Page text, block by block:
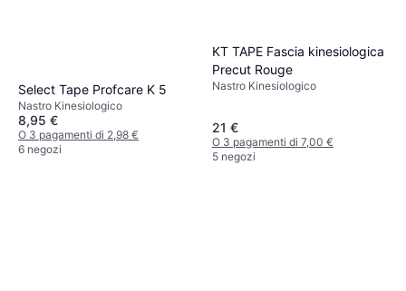
Select Tape Profcare K 5
Nastro Kinesiologico
8,95 €
O 3 pagamenti di 2,98 €
6 negozi
KT TAPE Fascia kinesiologica
Precut Rouge
Nastro Kinesiologico
21 €
O 3 pagamenti di 7,00 €
5 negozi